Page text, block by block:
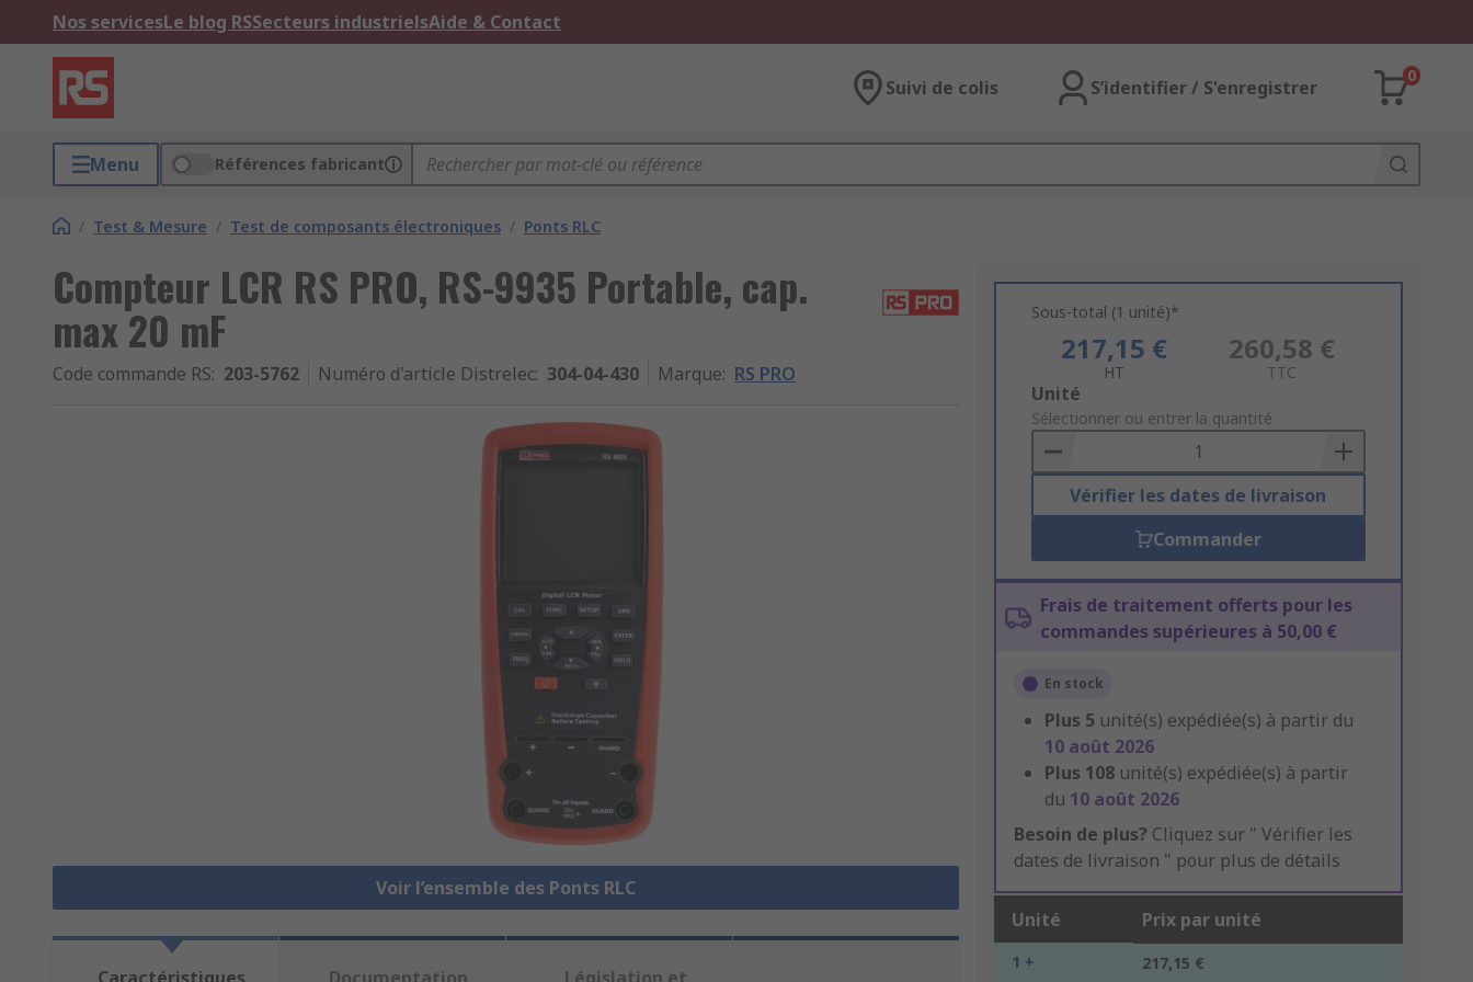
Nos servicesLe blog RSSecteurs industrielsAide & Contact
Suivi de colis S’identifier / S'enregistrer
0
Menu Références fabricant
/ Test & Mesure / Test de composants électroniques / Ponts RLC
Compteur LCR RS PRO, RS-9935 Portable, cap.
max 20 mF
Code commande RS: 203-5762 Numéro d'article Distrelec: 304-04-430 Marque: RS PRO
Voir l’ensemble des Ponts RLC
Sous-total (1 unité)*
217,15 €
HT
260,58 €
TTC
Add
to
Basket
Unité
Sélectionner ou entrer la quantité
Vérifier les dates de livraison
Commander
Frais de traitement offerts pour les
commandes supérieures à 50,00 €
En stock
Plus 5 unité(s) expédiée(s) à partir du
10 août 2026
Plus 108 unité(s) expédiée(s) à partir
du 10 août 2026
Besoin de plus? Cliquez sur " Vérifier les
dates de livraison " pour plus de détails
Unité Prix par unité
1 + 217,15 €